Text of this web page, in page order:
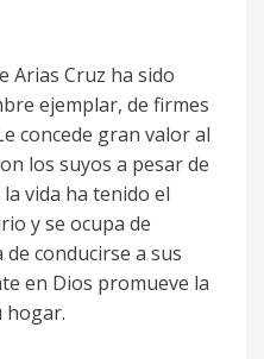
Arias Cruz ha sido
ejemplar, de firmes
concede gran valor al
los suyos a pesar de
vida ha tenido el
y se ocupa de
conducirse a sus
en Dios promueve la
hogar.